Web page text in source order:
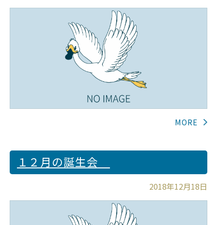
１２月の誕生会
2018年12月18日